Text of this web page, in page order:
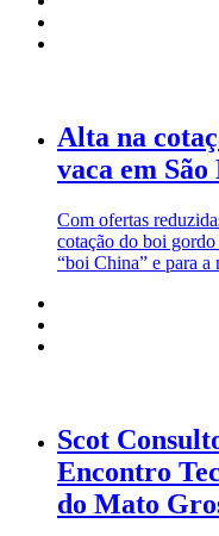
Alta na
vaca em São
Com ofertas
cotação do boi
“boi China” e para a
Scot
Encontro
do Mato